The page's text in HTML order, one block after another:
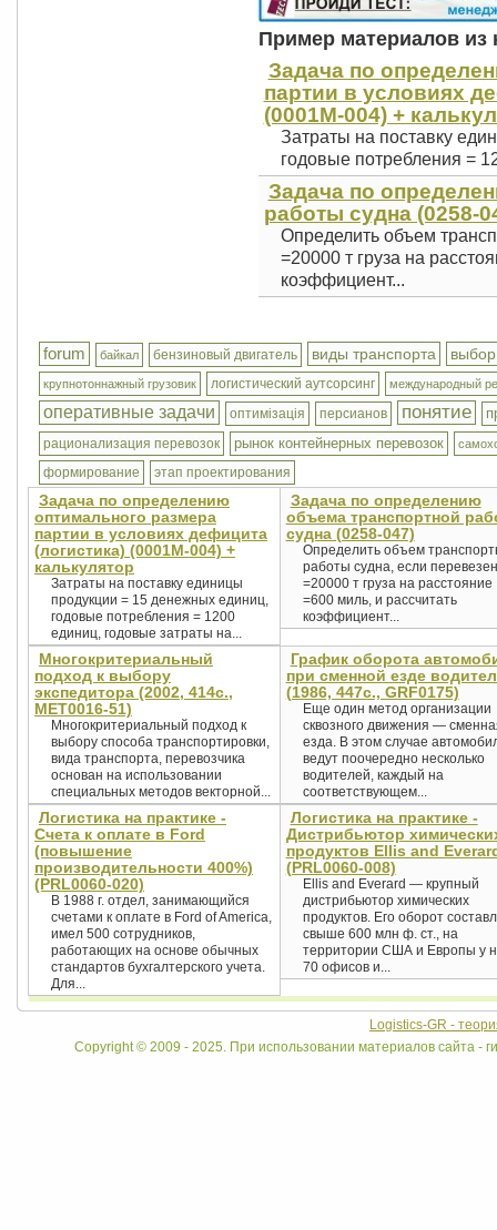
Пример материалов из
Задача по
партии в условиях
(0001М-004) +
Затраты на поставку
годовые потребления =
Задача по
работы судна (0258-
Определить объем
=20000 т груза на
коэффициент...
forum байкал бензиновый двигатель виды транспорта
крупнотоннажный грузовик логистический аутсорсинг международный
оперативные задачи оптимізація персианов понятие
рационализация перевозок рынок контейнерных перевозок
формирование этап проектирования
Задача по определению
оптимального размера
партии в условиях дефицита
(логистика) (0001М-004) +
калькулятор
Затраты на поставку единицы
продукции = 15 денежных единиц,
годовые потребления = 1200
единиц, годовые затраты на...
Задача по определению
объема транспортной
судна (0258-047)
Определить объем
работы судна, если
=20000 т груза на расстояние
=600 миль, и рассчитать
коэффициент...
Многокритериальный
подход к выбору
экспедитора (2002, 414с.,
MET0016-51)
Многокритериальный подход к
выбору способа транспортировки,
вида транспорта, перевозчика
основан на использовании
специальных методов векторной...
График оборота
при сменной езде
(1986, 447с., GRF0175)
Еще один метод организации
сквозного движения —
езда. В этом случае
ведут поочередно несколько
водителей, каждый на
соответствующем...
Логистика на практике -
Счета к оплате в Ford
(повышение
производительности 400%)
(PRL0060-020)
В 1988 г. отдел, занимающийся
счетами к оплате в Ford of America,
имел 500 сотрудников,
работающих на основе обычных
стандартов бухгалтерского учета.
Для...
Логистика на практике -
Дистрибьютор
продуктов Ellis and
(PRL0060-008)
Ellis and Everard — крупный
дистрибьютор химических
продуктов. Его оборот
свыше 600 млн ф. ст., на
территории США и Европы у
70 офисов и...
Logistics-GR -
Copyright © 2009 - 2025. При использовании материалов сайта -